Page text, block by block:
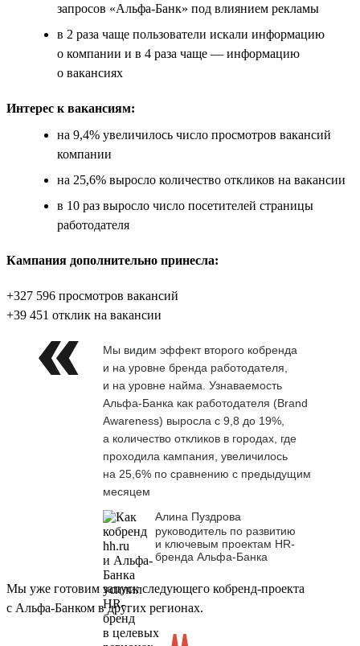
запросов «Альфа-Банк» под влиянием рекламы
в 2 раза чаще пользователи искали информацию
о компании и в 4 раза чаще — информацию
о вакансиях
Интерес к вакансиям:
на 9,4% увеличилось число просмотров вакансий
компании
на 25,6% выросло количество откликов на вакансии
в 10 раз выросло число посетителей страницы
работодателя
Кампания дополнительно принесла:
+327 596 просмотров вакансий
+39 451 отклик на вакансии
Мы видим эффект второго кобренда
и на уровне бренда работодателя,
и на уровне найма. Узнаваемость
Альфа-Банка как работодателя (Brand
Awareness) выросла с 9,8 до 19%,
а количество откликов в городах, где
проходила кампания, увеличилось
на 25,6% по сравнению с предыдущим
месяцем
Алина Пуздрова
руководитель по развитию
и ключевым проектам HR-
бренда Альфа-Банка
Мы уже готовим запуск следующего кобренд-проекта
с Альфа-Банком в других регионах.